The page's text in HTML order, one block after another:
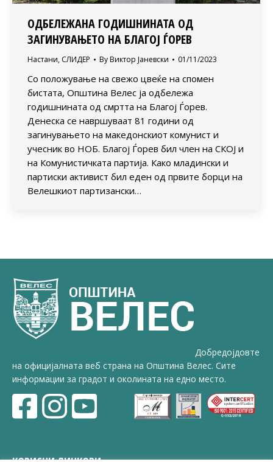
ОДБЕЛЕЖАНА ГОДИШНИНАТА ОД
ЗАГИНУВАЊЕТО НА БЛАГОЈ ЃОРЕВ
Настани, СЛИДЕР By Виктор Јаневски 01/11/2023
Со положување на свежо цвеќе на спомен
бистата, Општина Велес ја одбележа
годишнината од смртта на Благој Ѓорев.
Денеска се навршуваат 81 години од
загинувањето на македонскиот комунист и
учесник во НОБ. Благој Ѓорев бил член на СКОЈ и
на Комунистичката партија. Како младински и
партиски активист бил еден од првите борци на
Велешкиот партизански…
Добредојдовте
на официјалната веб страна на Општина Велес. Сите
информации за градот и околината на едно место.